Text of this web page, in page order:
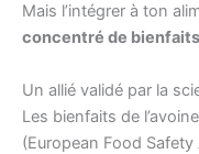
Mais l’intégrer à ton
concentré de bienfaits
Un allié validé par la
Les bienfaits de
(European Food